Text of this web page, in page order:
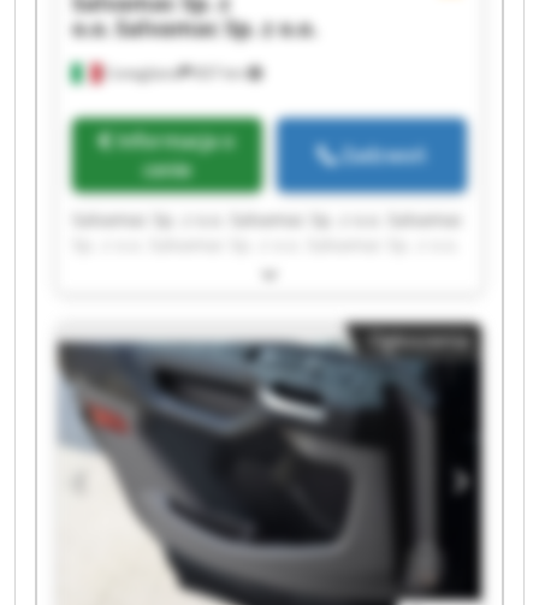
Conegliano 837 km
o.o. Salvamac Sp. z o.o.
Informacja o
cenie
Zadzwoń
Salvamac Sp. z o.o. Salvamac Sp. z o.o. Salvamac
Salvamac Sp. z o.o. Salvamac Sp. z o.o. Salvamac
Salvamac Sp. z o.o. Salvamac Sp. z o.o. Salvamac
Sp. z o.o. Salvamac Sp. z o.o. Salvamac Sp. z o.o.
Salvamac Sp. z o.o. Salvamac Sp. z o.o. Salvamac
Sp. z o.o. Salvamac Sp. z o.o. Salvamac Sp. z o.o.
Ogłoszenia